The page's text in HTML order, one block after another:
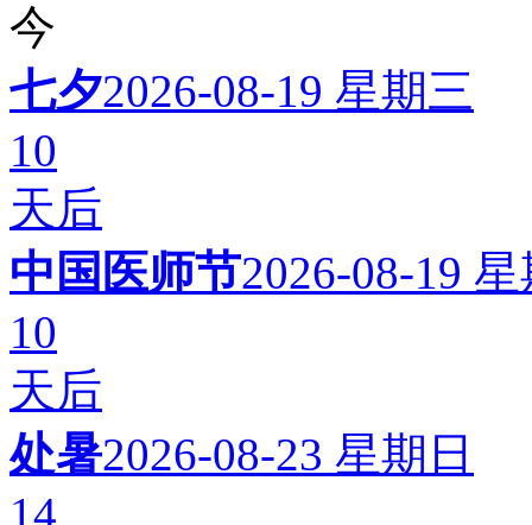
今
七夕2026-08-19 星期三
10
天后
中国医师节2026-08-19 星
10
天后
处暑2026-08-23 星期日
14